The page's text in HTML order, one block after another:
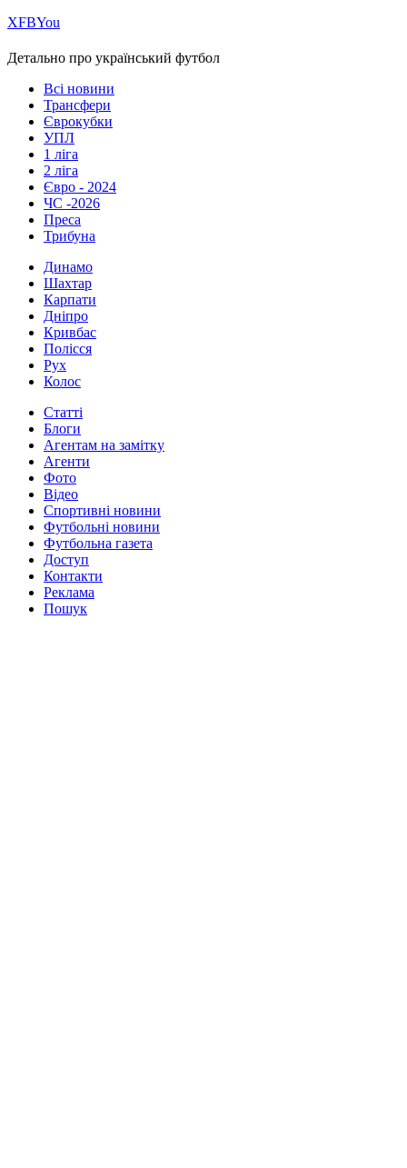
ХFBYou
Детально про український футбол
Всі новини
Трансфери
Єврокубки
УПЛ
1 ліга
2 ліга
Євро - 2024
ЧС -2026
Преса
Трибуна
Динамо
Шахтар
Карпати
Дніпро
Кривбас
Полісся
Рух
Колос
Статті
Блоги
Агентам на замітку
Агенти
Фото
Відео
Спортивні новини
Футбольні новини
Футбольна газета
Доступ
Контакти
Реклама
Пошук